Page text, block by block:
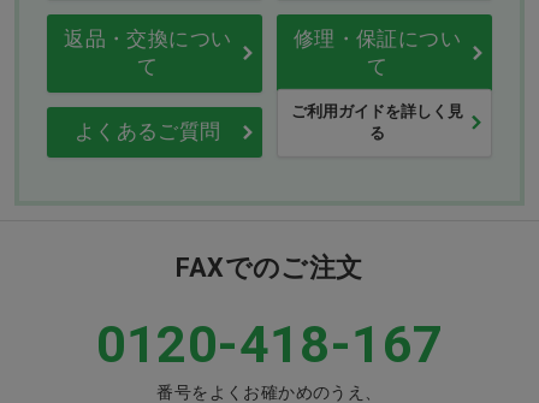
返品・交換につい
て
修理・保証につい
て
よくあるご質問
ご利用ガイドを詳しく見
る
FAXでのご注文
0120-418-167
番号をよくお確かめのうえ、